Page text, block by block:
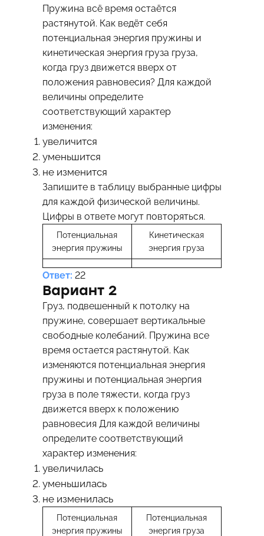
Пружина всё время остаётся
растянутой. Как ведёт себя
потенциальная энергия пружины и
кинетическая энергия груза груза,
когда груз движется вверх от
положения равновесия? Для каждой
величины определите
соответствующий характер
изменения:
увеличится
уменьшится
не изменится
Запишите в таблицу выбранные цифры
для каждой физической величины.
Цифры в ответе могут повторяться.
Потенциальная
энергия пружины
Кинетическая
энергия груза
Ответ: 22
Вариант 2
Груз, подвешенный к потолку на
пружине, совершает вертикальные
свободные колебаний. Пружина все
время остается растянутой. Как
изменяются потенциальная энергия
пружины и потенциальная энергия
груза в поле тяжести, когда груз
движется вверх к положению
равновесия Для каждой величины
определите соответствующий
характер изменения:
увеличилась
уменьшилась
не изменилась
Потенциальная
энергия пружины
Потенциальная
энергия груза